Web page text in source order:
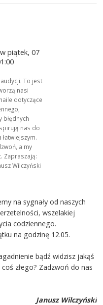
piątek, 07
To jest
nasi
dotyczące
błędnych
nas do
łatwiejszym.
a my
Zapraszają:
Wilczyński
na sygnały od naszych
wszelakiej
codziennego.
na godzinę 12.05.
bądź widzisz jakąś
złego? Zadzwoń do nas
Janusz Wilczyński